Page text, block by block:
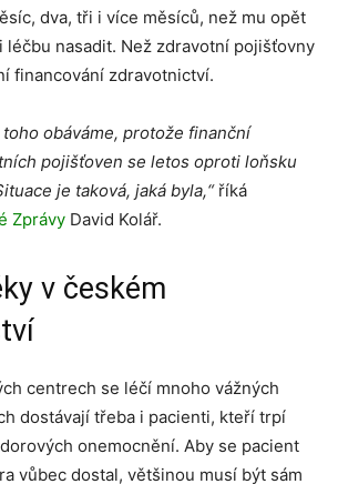
dva, tři i více měsíců, než mu opět
léčbu nasadit. Než zdravotní pojišťovny
financování zdravotnictví.
obáváme, protože finanční
pojišťoven se letos oproti loňsku
je taková, jaká byla,“říká
Zprávy David Kolář.
v českém
centrech se léčí mnoho vážných
dostávají třeba i pacienti, kteří trpí
onemocnění. Aby se pacient
vůbec dostal, většinou musí být sám